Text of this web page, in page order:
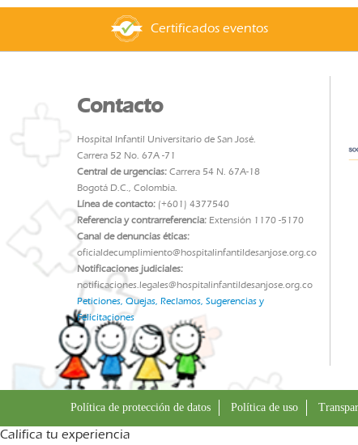
Certificados eventos
Contacto
Hospital Infantil Universitario de San José.
Carrera 52 No. 67A -71
Central de urgencias: Carrera 54 N. 67A-18
Bogotá D.C., Colombia.
Línea de contacto: (+601) 4377540
Referencia y contrarreferencia: Extensión 1170 -5170
Canal de denuncias éticas:
oficialdecumplimiento@hospitalinfantildesanjose.org.co
Notificaciones judiciales:
notificaciones.legales@hospitalinfantildesanjose.org.co
Peticiones, Quejas, Reclamos, Sugerencias y
Felicitaciones
Política de protección de datos Política de uso
Califica tu experiencia